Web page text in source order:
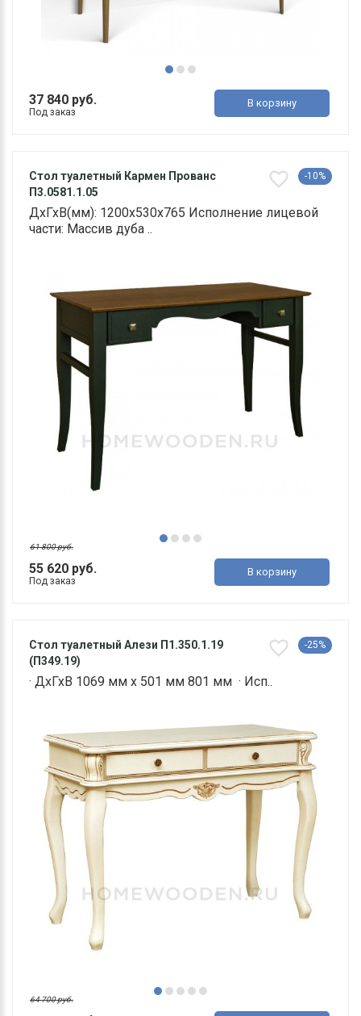
37 840 руб.
Под заказ
В корзину
Стол туалетный Кармен Прованс
П3.0581.1.05
-10%
ДхГхВ(мм): 1200х530х765 Исполнение лицевой
части: Массив дуба ..
55 620 руб.
61 800 руб.
Под заказ
В корзину
Стол туалетный Алези П1.350.1.19
(П349.19)
-25%
· ДхГхВ 1069 мм х 501 мм 801 мм · Исп..
64 700 руб.